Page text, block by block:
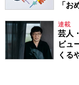
「お
連載
芸人
ビュ
くる